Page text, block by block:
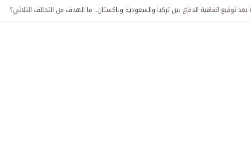
غرام الذهب إلى 12 ألف ليرة.. متى يحدث ذلك؟